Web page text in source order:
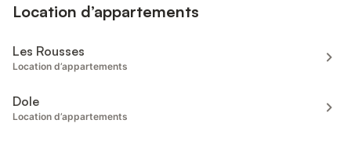
Location d’appartements
Les Rousses
Location d’appartements
Dole
Location d’appartements